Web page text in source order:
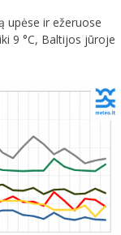
upėse ir ežeruose
9 °C, Baltijos jūroje